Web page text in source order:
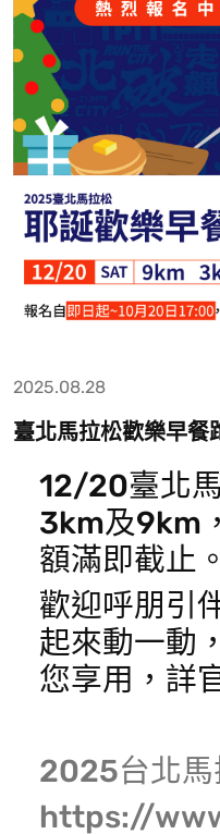
2025.08.28
臺北馬拉松歡樂早餐
12/20臺北
3km及9km
額滿即截止。
歡迎呼朋引
起來動一動
您享用，詳
2025台北馬
https://